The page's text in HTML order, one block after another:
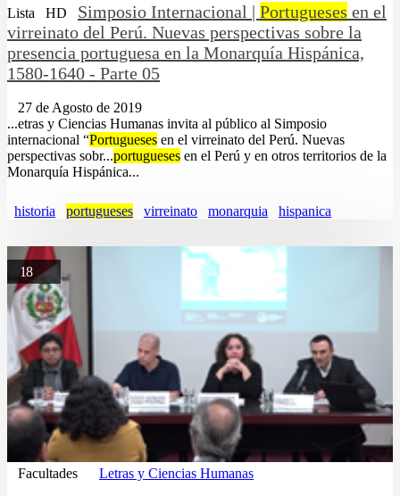
Lista HD Simposio Internacional | Portugueses en el
virreinato del Perú. Nuevas perspectivas sobre la
presencia portuguesa en la Monarquía Hispánica,
1580-1640 - Parte 05
27 de Agosto de 2019
...etras y Ciencias Humanas invita al público al Simposio
internacional “Portugueses en el virreinato del Perú. Nuevas
perspectivas sobr...portugueses en el Perú y en otros territorios de la
Monarquía Hispánica...
historia portugueses virreinato monarquia hispanica
18
Facultades Letras y Ciencias Humanas